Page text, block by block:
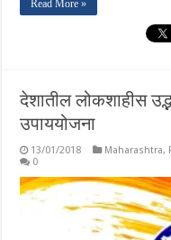
Read More »
देशातील लोकशाहीस
उपाययोजना
13/01/2018 Maharashtra,
0